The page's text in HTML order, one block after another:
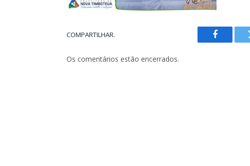
COMPARTILHAR.
Facebook
Os comentários estão encerrados.